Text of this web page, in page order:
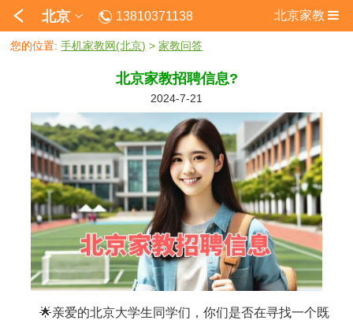
北京 13810371138 北京家教
您的位置:手机家教网(北京) >家教问答
北京家教招聘信息?
2024-7-21
🌟亲爱的北京大学生同学们，你们是否在寻找一个既